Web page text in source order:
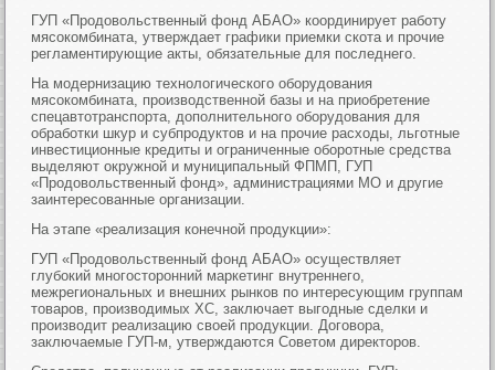
ГУП «Продовольственный фонд АБАО» координирует работу
мясокомбината, утверждает графики приемки скота и прочие
регламентирующие акты, обязательные для последнего.
На модернизацию технологического оборудования
мясокомбината, производственной базы и на приобретение
спецавтотранспорта, дополнительного оборудования для
обработки шкур и субпродуктов и на прочие расходы, льготные
инвестиционные кредиты и ограниченные оборотные средства
выделяют окружной и муниципальный ФПМП, ГУП
«Продовольственный фонд», администрациями МО и другие
заинтересованные организации.
На этапе «реализация конечной продукции»:
ГУП «Продовольственный фонд АБАО» осуществляет
глубокий многосторонний маркетинг внутреннего,
межрегиональных и внешних рынков по интересующим группам
товаров, производимых ХС, заключает выгодные сделки и
производит реализацию своей продукции. Договора,
заключаемые ГУП-м, утверждаются Советом директоров.